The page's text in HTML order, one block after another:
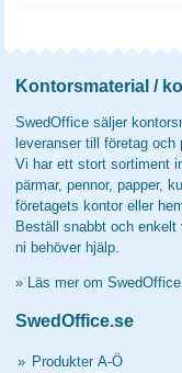
Kontorsmaterial /
SwedOffice säljer
leveranser till företag
Vi har ett stort sortiment
pärmar, pennor, papper,
företagets kontor eller
Beställ snabbt och
ni behöver hjälp.
» Läs mer om
SwedOffice.se
» Produkter A-Ö